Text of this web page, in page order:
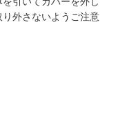
外さないようご注意